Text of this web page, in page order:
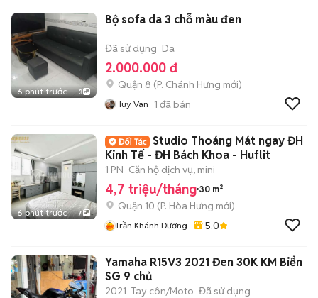
6 phút trước 3
Bộ sofa da 3 chỗ màu đen
Đã sử dụng Da
2.000.000 đ
Quận 8 (P. Chánh Hưng mới)
Huy Van 1 đã bán
6 phút trước 7
Studio Thoáng Mát ngay ĐH
Kinh Tế - ĐH Bách Khoa - Huflit
1 PN Căn hộ dịch vụ, mini
4,7 triệu/tháng 30 m²
Quận 10 (P. Hòa Hưng mới)
Trần Khánh Dương 5.0
Yamaha R15V3 2021 Đen 30K KM Biển
SG 9 chủ
2021 Tay côn/Moto Đã sử dụng